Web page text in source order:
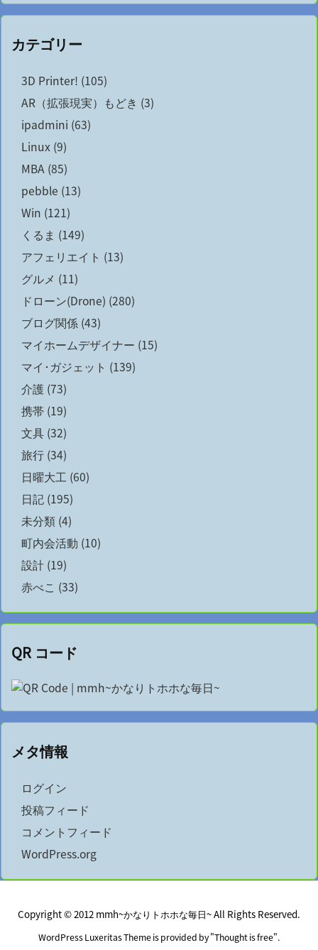
カテゴリー
3D Printer! (105)
AR（拡張現実）もどき (3)
ipadmini (63)
Linux (9)
MBA (85)
pebble (13)
Win (121)
くるま (149)
アフェリエイト (13)
グルメ (11)
ドローン(Drone) (280)
ブログ関係 (43)
マイホームデザイナー (15)
マイ･ガジェット (139)
介護 (73)
携帯 (19)
文具 (32)
旅行 (34)
日曜大工 (60)
日記 (195)
未分類 (4)
町内会活動 (10)
設計 (19)
赤べこ (33)
QR コード
メタ情報
ログイン
投稿フィード
コメントフィード
WordPress.org
Copyright ©2012 mmh~かなりトホホな毎日~All Rights Reserved.
WordPress Luxeritas Theme is provided by "Thought is free".